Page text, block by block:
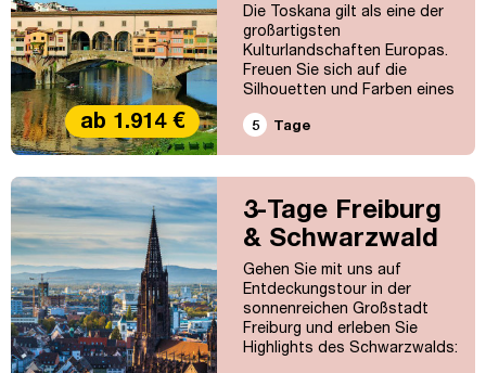
Die Toskana gilt als eine der
großartigsten
Kulturlandschaften Europas.
Freuen Sie sich auf die
Silhouetten und Farben eines
Bauernlandes mit
auch die prachtvollen Städte
wie Florenz, Siena und Pisa
werden Sie faszinieren.
ab 1.914 € 5 Tage
3-Tage Freiburg
& Schwarzwald
Gehen Sie mit uns auf
Entdeckungstour in der
sonnenreichen Großstadt
Freiburg und erleben Sie
Highlights des Schwarzwalds: